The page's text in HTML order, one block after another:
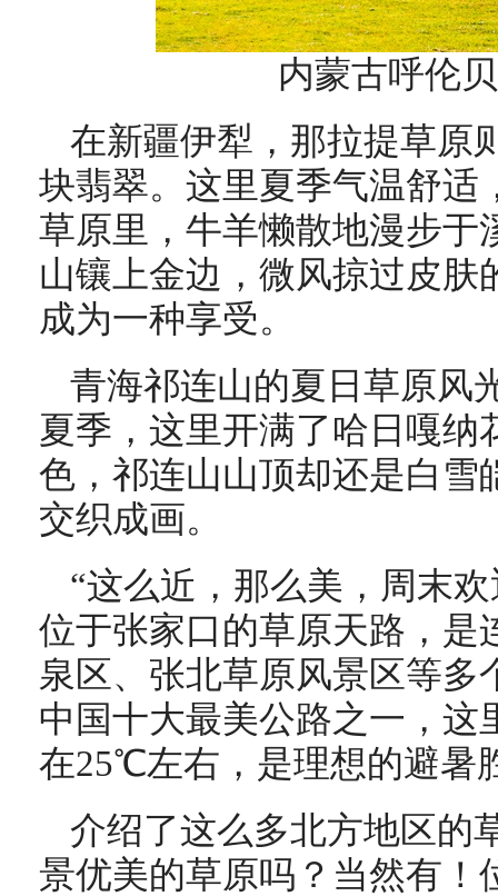
内蒙古呼伦
在新疆伊犁，那拉提草原
块翡翠。这里夏季气温舒适
草原里，牛羊懒散地漫步于
山镶上金边，微风掠过皮肤
成为一种享受。
青海祁连山的夏日草原风
夏季，这里开满了哈日嘎纳
色，祁连山山顶却还是白雪
交织成画。
“这么近，那么美，周末
位于张家口的草原天路，是
泉区、张北草原风景区等多
中国十大最美公路之一，这
在25℃左右，是理想的避暑
介绍了这么多北方地区的
景优美的草原吗？当然有！